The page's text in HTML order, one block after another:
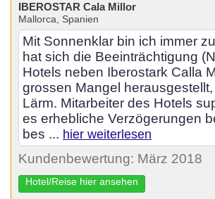
IBEROSTAR Cala Millor
Mallorca, Spanien
Mit Sonnenklar bin ich immer
hat sich die Beeinträchtigung
Hotels neben Iberostark Calla
grossen Mangel
Lärm. Mitarbeiter des Hotels
es erhebliche Verzögerungen
bes ... hier weiterlesen
Kundenbewertung: März 2018
Hotel/Reise hier ansehen